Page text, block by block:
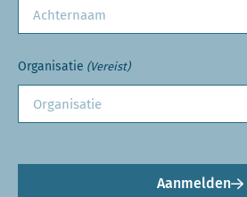
Organisatie (Vereist)
Aanmelden